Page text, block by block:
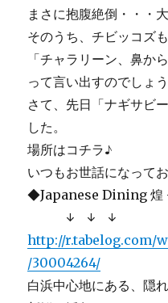
まさに抱腹絶倒・・・
そのうち、チビッコズ
「チャラリーン、鼻か
って言い出すのでしょう
さて、先日「ナギサビ
した。
場所はコチラ♪
いつもお世話になって
◆Japanese Dining 煌
↓ ↓ ↓
http://r.tabelog.com/
/30004264/
白浜中心地にある、隠れ